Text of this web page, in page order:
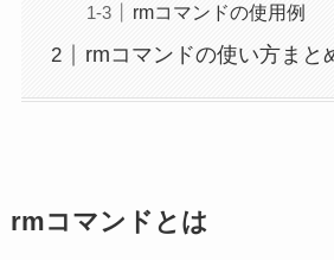
rmコマンドの使用例
rmコマンドの使い方まと
rmコマンドとは